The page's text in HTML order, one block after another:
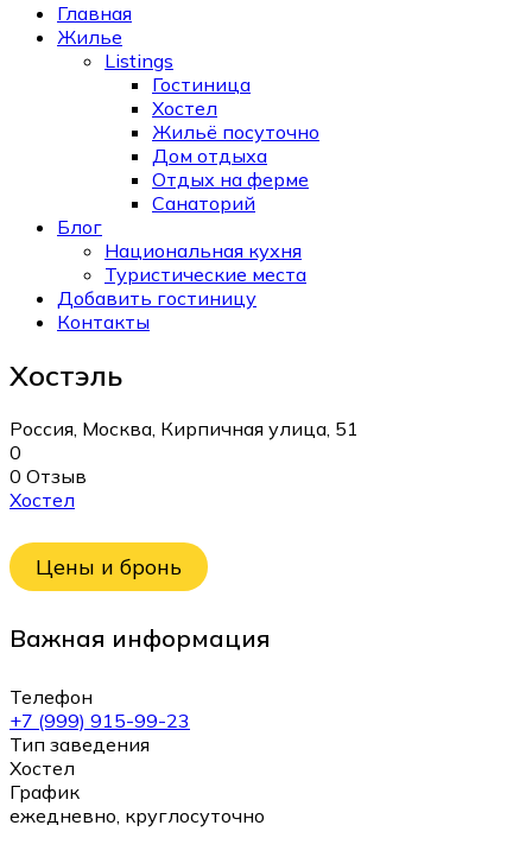
Главная
Жилье
Listings
Гостиница
Хостел
Жильё посуточно
Дом отдыха
Отдых на ферме
Санаторий
Блог
Национальная кухня
Туристические места
Добавить гостиницу
Контакты
Хостэль
Россия, Москва, Кирпичная улица, 51
0
0 Отзыв
Хостел
Цены и бронь
Важная информация
Телефон
+7 (999) 915-99-23
Тип заведения
Хостел
График
ежедневно, круглосуточно